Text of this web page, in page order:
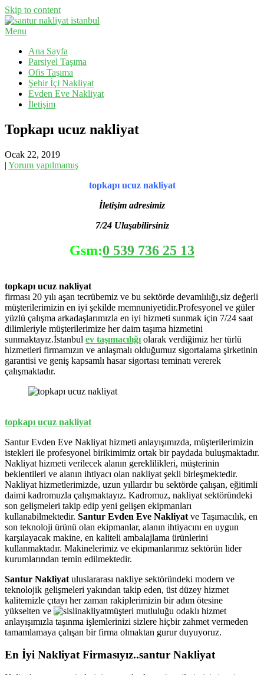
Skip to content
Santur Nakliyat
Menu
Ana Sayfa
Parsiyel Taşıma
Ofis Taşıma
Şehir İçi Nakliyat
Evden Eve Nakliyat
İletişim
Topkapı ucuz nakliyat
Ocak 22, 2019
| Yorum yapılmamış
topkapı ucuz nakliyat
İletişim adresimiz
7/24 Ulaşabilirsiniz
Gsm:0 539 736 25 13
topkapı ucuz nakliyat
firması 20 yılı aşan tecrübemiz ve bu sektörde devamlılığı,siz değerli
müşterilerimizin en iyi şekilde memnuniyetidir.Profesyonel ve güler
yüzlü çalışma arkadaşlarımızla en iyi hizmeti sunmak için 7/24 saat
dilimleriyle müşterilerimize her daim taşıma hizmetini
sunmaktayız.İstanbul ev taşımacılığı olarak verdiğimiz her türlü
hizmetleri firmamızın ve anlaşmalı olduğumuz sigortalama şirketinin
garantisi ve geniş kapsamlı hasar sigortası teminatı vererek
çalışmaktadır.
topkapı ucuz nakliyat
Santur Evden Eve Nakliyat hizmeti anlayışımızda, müşterilerimizin
istekleri ile profesyonel birikimimiz ortak bir paydada buluşmaktadır.
Nakliyat hizmeti verilecek alanın gereklilikleri, müşterinin
beklentileri ve alanın ihtiyacı olan nakliyat şekli birleşmektedir.
Nakliyat hizmetlerimizde, uzun yıllardır bu sektörde çalışan, eğitimli
daimi kadromuzla çalışmaktayız. Kadromuz, nakliyat sektöründeki
son gelişmeleri takip edip yeni gelişen ekipmanları
kullanabilmektedir. Santur Evden Eve Nakliyat ve Taşımacılık, en
son teknoloji ürünü olan ekipmanlar, alanın ihtiyacını en uygun
karşılayacak makine, en kaliteli ambalajlama ürünlerini
kullanmaktadır. Makinelerimiz ve ekipmanlarımız sektörün lider
kurumlarından temin edilmektedir.
Santur Nakliyat uluslararası nakliye sektöründeki modern ve
teknolojik gelişmeleri yakından takip eden, üst düzey hizmet
kalitemizle çıtayı her zaman rakiplerimizin bir adım ötesine
yükselten ve
müşteri mutluluğu odaklı hizmet
anlayışımızla taşınma işlemlerinizi sizlere hiçbir zahmet vermeden
tamamlamaya çalışan bir firma olmaktan gurur duyuyoruz.
En İyi Nakliyat Firmasıyız..santur Nakliyat